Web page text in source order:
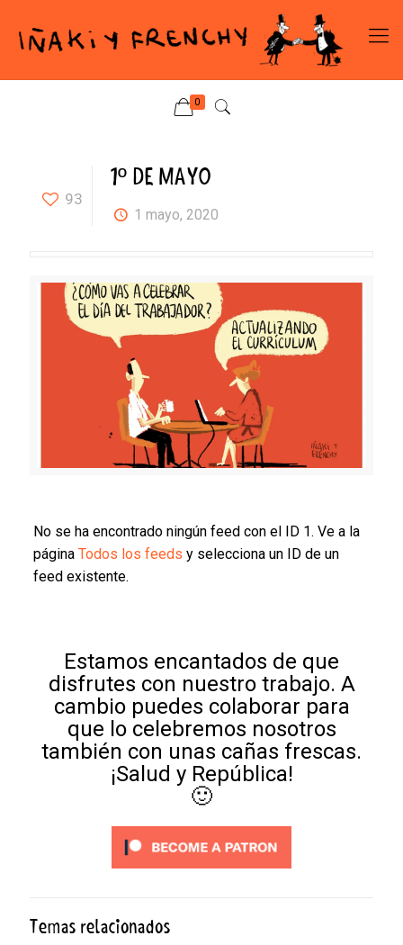
0
93
1º DE MAYO
1 mayo, 2020
No se ha encontrado ningún feed con el ID 1. Ve a la
página Todos los feeds y selecciona un ID de un
feed existente.
Estamos encantados de que
disfrutes con nuestro trabajo. A
cambio puedes colaborar para
que lo celebremos nosotros
también con unas cañas frescas.
¡Salud y República!
🙂
Temas relacionados